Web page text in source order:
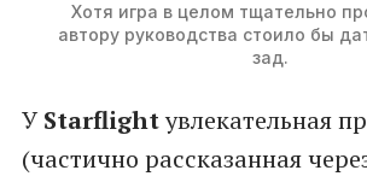
Хотя игра в целом тщательно
автору руководства стоило бы
зад.
УStarflightувлекательная
(частично рассказанная